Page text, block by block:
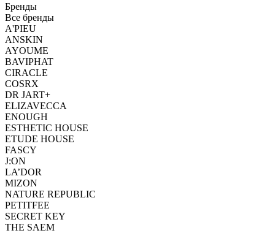
Бренды
Все бренды
A'PIEU
ANSKIN
AYOUME
BAVIPHAT
CIRACLE
COSRX
DR JART+
ELIZAVECCA
ENOUGH
ESTHETIC HOUSE
ETUDE HOUSE
FASCY
J:ON
LA’DOR
MIZON
NATURE REPUBLIC
PETITFEE
SEСRET KEY
THE SAEM